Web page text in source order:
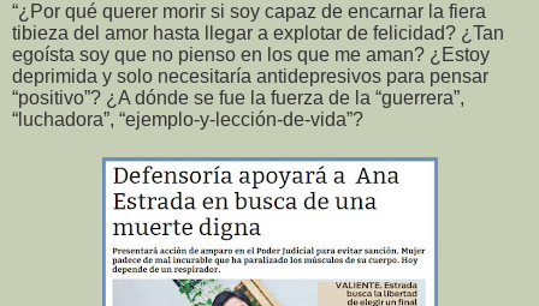
“¿Por qué querer morir si soy capaz de encarnar la fiera
tibieza del amor hasta llegar a explotar de felicidad? ¿Tan
egoísta soy que no pienso en los que me aman? ¿Estoy
deprimida y solo necesitaría antidepresivos para pensar
“positivo”? ¿A dónde se fue la fuerza de la “guerrera”,
“luchadora”, “ejemplo-y-lección-de-vida”?